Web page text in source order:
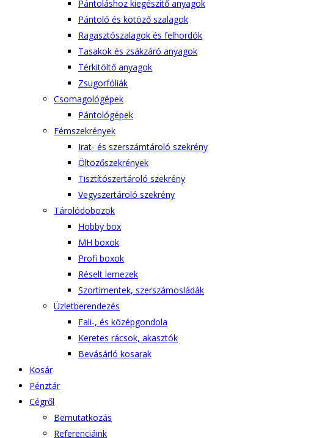
Pántoláshoz kiegészítő anyagok
Pántoló és kötöző szalagok
Ragasztószalagok és felhordók
Tasakok és zsákzáró anyagok
Térkitöltő anyagok
Zsugorfóliák
Csomagológépek
Pántológépek
Fémszekrények
Irat- és szerszámtároló szekrény
Öltözőszekrények
Tisztítószertároló szekrény
Vegyszertároló szekrény
Tárolódobozok
Hobby box
MH boxok
Profi boxok
Réselt lemezek
Szortimentek, szerszámosládák
Üzletberendezés
Fali-, és középgondola
Keretes rácsok, akasztók
Bevásárló kosarak
Kosár
Pénztár
Cégről
Bemutatkozás
Referenciáink